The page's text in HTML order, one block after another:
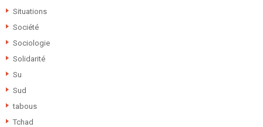
Situations
Société
Sociologie
Solidarité
Su
Sud
tabous
Tchad